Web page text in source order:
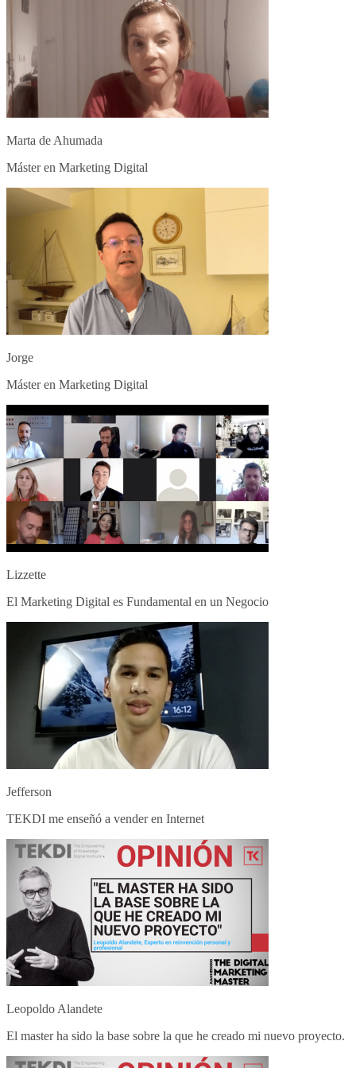
Marta de Ahumada
Máster en Marketing Digital
Jorge
Máster en Marketing Digital
Lizzette
El Marketing Digital es Fundamental en un Negocio
Jefferson
TEKDI me enseñó a vender en Internet
Leopoldo Alandete
El master ha sido la base sobre la que he creado mi nuevo proyecto.